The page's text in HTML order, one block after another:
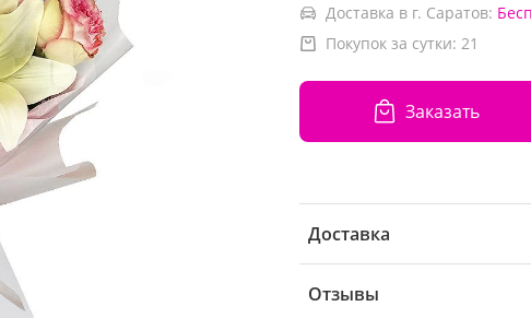
Доставка в г. Саратов:
Покупок за сутки: 21
Заказать
Доставка
Отзывы